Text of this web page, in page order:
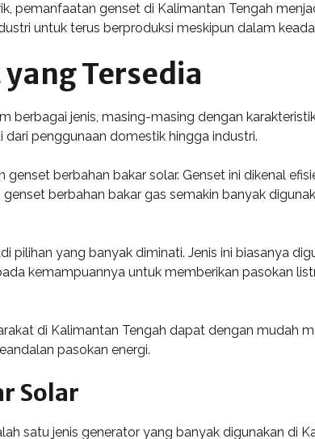
pemanfaatan genset di Kalimantan Tengah
untuk terus berproduksi meskipun dalam
Tersedia
berbagai jenis, masing-masing dengan
penggunaan domestik hingga industri.
berbahan bakar solar. Genset ini dikenal
berbahan bakar gas semakin banyak
pilihan yang banyak diminati. Jenis ini biasanya
kemampuannya untuk memberikan pasokan
di Kalimantan Tengah dapat dengan mudah
pasokan energi.
Solar
satu jenis generator yang banyak digunakan di